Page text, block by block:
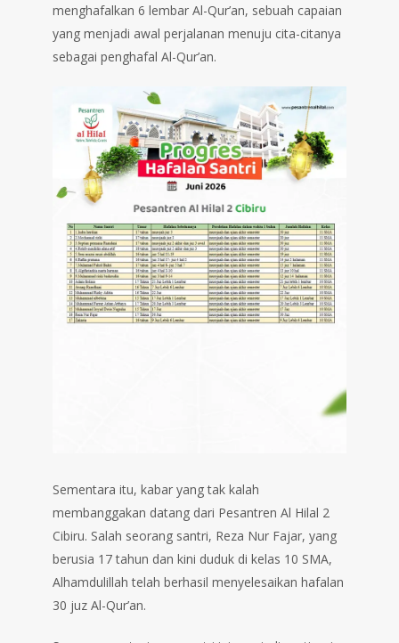
menghafalkan 6 lembar Al-Qur’an, sebuah capaian
yang menjadi awal perjalanan menuju cita-citanya
sebagai penghafal Al-Qur’an.
Sementara itu, kabar yang tak kalah
membanggakan datang dari Pesantren Al Hilal 2
Cibiru. Salah seorang santri, Reza Nur Fajar, yang
berusia 17 tahun dan kini duduk di kelas 10 SMA,
Alhamdulillah telah berhasil menyelesaikan hafalan
30 juz Al-Qur’an.